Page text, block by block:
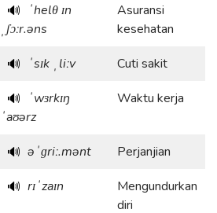
🔊
ˈhelθ ɪn
ˌʃɔːr.əns
Asuransi
kesehatan
🔊 ˈsɪk ˌliːv
Cuti sakit
🔊
ˈwɜrkɪŋ
ˈaʊərz
Waktu kerja
🔊 əˈɡriː.mənt
Perjanjian
🔊 rɪˈzaɪn
Mengundurkan
diri